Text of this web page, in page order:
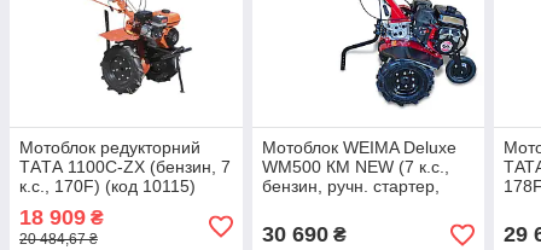
Мотоблок редукторний
TАTА 1100C-ZX (бензин, 7
к.с., 170F) (код 10115)
18 909 ₴
20 484,67 ₴
Мотоблок WEIMA Deluxe
WM500 КМ NEW (7 к.с.,
бензин, ручн. стартер,
10100)
30 690₴ 29